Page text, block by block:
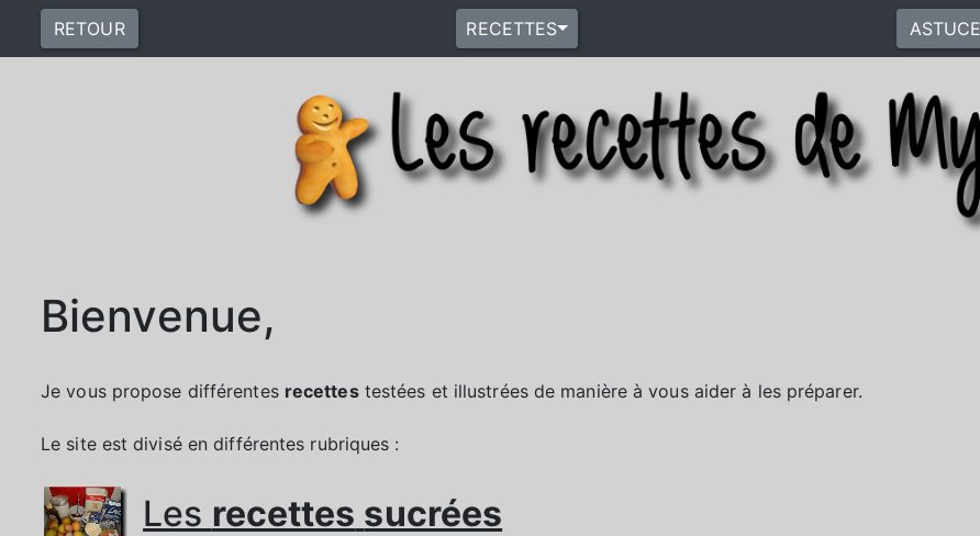
RETOUR RECETTES
Bienvenue,
Je vous propose différentes recettestestées et illustrées de manière à vous aider à les préparer.
Le site est divisé en différentes rubriques :
Les recettes sucrées